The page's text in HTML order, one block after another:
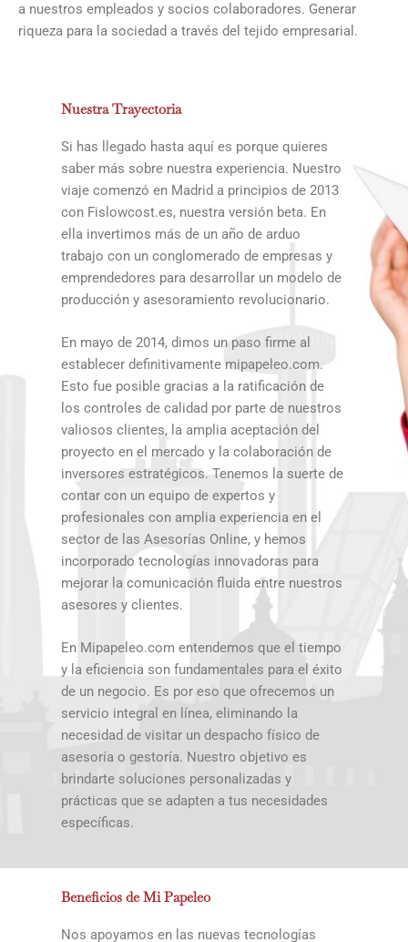
a nuestros empleados y socios colaboradores. Generar
riqueza para la sociedad a través del tejido empresarial.
Nuestra Trayectoria
Si has llegado hasta aquí es porque quieres
saber más sobre nuestra experiencia. Nuestro
viaje comenzó en Madrid a principios de 2013
con Fislowcost.es, nuestra versión beta. En
ella invertimos más de un año de arduo
trabajo con un conglomerado de empresas y
emprendedores para desarrollar un modelo de
producción y asesoramiento revolucionario.
En mayo de 2014, dimos un paso firme al
establecer definitivamente mipapeleo.com.
Esto fue posible gracias a la ratificación de
los controles de calidad por parte de nuestros
valiosos clientes, la amplia aceptación del
proyecto en el mercado y la colaboración de
inversores estratégicos. Tenemos la suerte de
contar con un equipo de expertos y
profesionales con amplia experiencia en el
sector de las Asesorías Online, y hemos
incorporado tecnologías innovadoras para
mejorar la comunicación fluida entre nuestros
asesores y clientes.
En Mipapeleo.com entendemos que el tiempo
y la eficiencia son fundamentales para el éxito
de un negocio. Es por eso que ofrecemos un
servicio integral en línea, eliminando la
necesidad de visitar un despacho físico de
asesoría o gestoría. Nuestro objetivo es
brindarte soluciones personalizadas y
prácticas que se adapten a tus necesidades
específicas.
Beneficios de Mi Papeleo
Nos apoyamos en las nuevas tecnologías